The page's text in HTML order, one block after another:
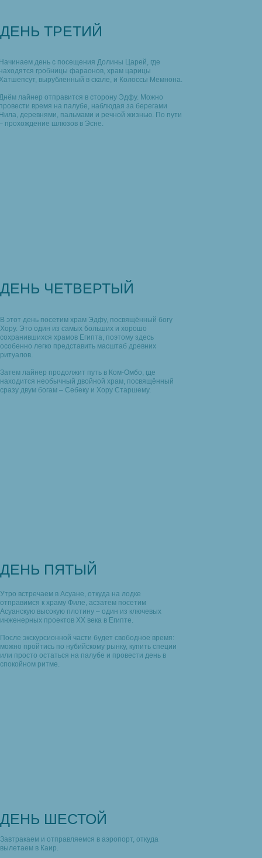
ДЕНЬ ТРЕТИЙ
день с посещения Долины Царей, где
гробницы фараонов, храм царицы
вырубленный в скале, и Колоссы Мемнона.
лайнер отправится в сторону Эдфу. Можно
время на палубе, наблюдая за берегами
деревнями, пальмами и речной жизнью. По пути
прохождение шлюзов в Эсне.
ДЕНЬ ЧЕТВЕРТЫЙ
В этот день посетим храм Эдфу, посвящённый богу
Хору. Это один из самых больших и хорошо
сохранившихся храмов Египта, поэтому здесь
особенно легко представить масштаб древних
ритуалов.
Затем лайнер продолжит путь в Ком-Омбо, где
находится необычный двойной храм, посвящённый
сразу двум богам – Себеку и Хору Старшему.
ДЕНЬ ПЯТЫЙ
Утро встречаем в Асуане, откуда на лодке
отправимся к храму Филе, асзатем посетим
Асуанскую высокую плотину – один из ключевых
инженерных проектов XX века в Египте.
После экскурсионной части будет свободное время:
можно пройтись по нубийскому рынку, купить специи
или просто остаться на палубе и провести день в
спокойном ритме.
ДЕНЬ ШЕСТОЙ
Завтракаем и отправляемся в аэропорт, откуда
вылетаем в Каир.